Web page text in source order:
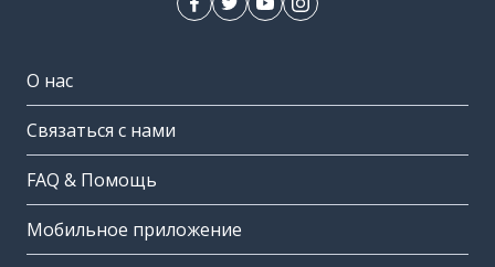
О нас
Связаться с нами
FAQ & Помощь
Мобильное приложение